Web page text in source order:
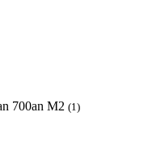
700an M2 (1)